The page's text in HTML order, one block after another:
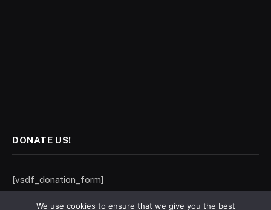
DONATE US!
[vsdf_donation_form]
We use cookies to ensure that we give you the best